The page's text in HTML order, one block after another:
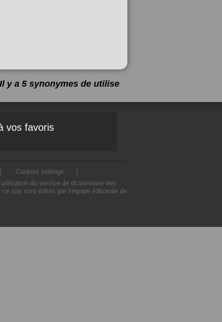
Il y a 5 synonymes de utilise
vos favoris
Cookies settings
du service de dictionnaire des
site sont édités par l’équipe éditoriale de